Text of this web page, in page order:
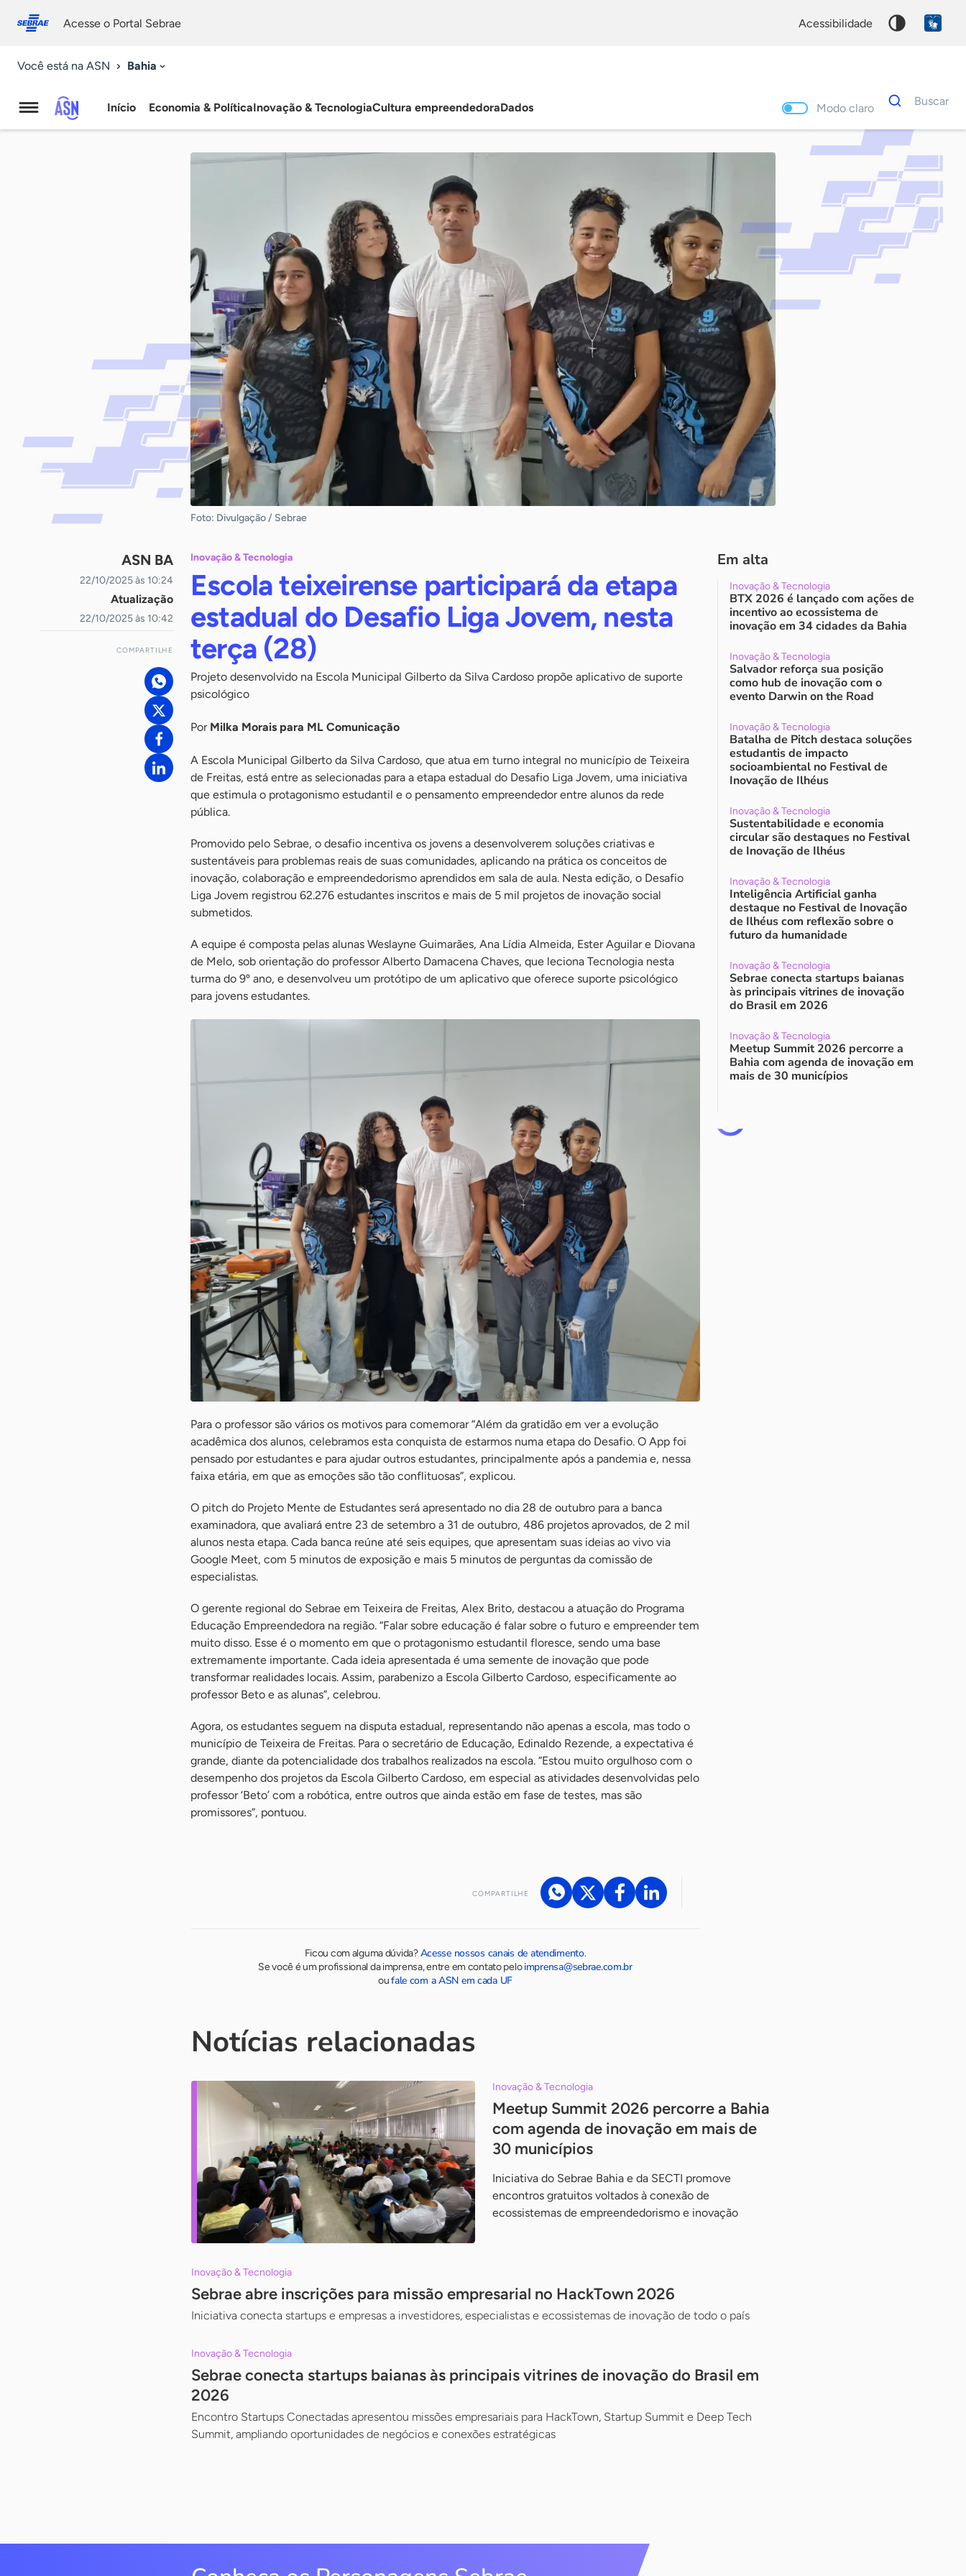
conosco
Acesse o Portal Sebrae acessibilidade
Você está na ASN Bahia
Agência
Início Economia & PolíticaInovação & TecnologiaCultura empreendedoraDados Modo claro
Dados
para
Buscar
Palavra
chave
Foto: Divulgação / Sebrae
ASN BA
22/10/2025 às 10:24
Atualização
22/10/2025 às 10:42
COMPARTILHE
Inovação & Tecnologia
Escola teixeirense participará da etapa
estadual do Desafio Liga Jovem, nesta
terça (28)
Projeto desenvolvido na Escola Municipal Gilberto da Silva Cardoso propõe aplicativo de suporte
psicológico
Por Milka Morais para ML Comunicação
A Escola Municipal Gilberto da Silva Cardoso, que atua em turno integral no município de Teixeira
de Freitas, está entre as selecionadas para a etapa estadual do Desafio Liga Jovem, uma iniciativa
que estimula o protagonismo estudantil e o pensamento empreendedor entre alunos da rede
pública.
Promovido pelo Sebrae, o desafio incentiva os jovens a desenvolverem soluções criativas e
sustentáveis para problemas reais de suas comunidades, aplicando na prática os conceitos de
inovação, colaboração e empreendedorismo aprendidos em sala de aula. Nesta edição, o Desafio
Liga Jovem registrou 62.276 estudantes inscritos e mais de 5 mil projetos de inovação social
submetidos.
A equipe é composta pelas alunas Weslayne Guimarães, Ana Lídia Almeida, Ester Aguilar e Diovana
de Melo, sob orientação do professor Alberto Damacena Chaves, que leciona Tecnologia nesta
turma do 9º ano, e desenvolveu um protótipo de um aplicativo que oferece suporte psicológico
para jovens estudantes.
Para o professor são vários os motivos para comemorar “Além da gratidão em ver a evolução
acadêmica dos alunos, celebramos esta conquista de estarmos numa etapa do Desafio. O App foi
pensado por estudantes e para ajudar outros estudantes, principalmente após a pandemia e, nessa
faixa etária, em que as emoções são tão conflituosas”, explicou.
O pitch do Projeto Mente de Estudantes será apresentado no dia 28 de outubro para a banca
examinadora, que avaliará entre 23 de setembro a 31 de outubro, 486 projetos aprovados, de 2 mil
alunos nesta etapa. Cada banca reúne até seis equipes, que apresentam suas ideias ao vivo via
Google Meet, com 5 minutos de exposição e mais 5 minutos de perguntas da comissão de
especialistas.
O gerente regional do Sebrae em Teixeira de Freitas, Alex Brito, destacou a atuação do Programa
Educação Empreendedora na região. “Falar sobre educação é falar sobre o futuro e empreender tem
muito disso. Esse é o momento em que o protagonismo estudantil floresce, sendo uma base
extremamente importante. Cada ideia apresentada é uma semente de inovação que pode
transformar realidades locais. Assim, parabenizo a Escola Gilberto Cardoso, especificamente ao
professor Beto e as alunas”, celebrou.
Agora, os estudantes seguem na disputa estadual, representando não apenas a escola, mas todo o
município de Teixeira de Freitas. Para o secretário de Educação, Edinaldo Rezende, a expectativa é
grande, diante da potencialidade dos trabalhos realizados na escola. “Estou muito orgulhoso com o
desempenho dos projetos da Escola Gilberto Cardoso, em especial as atividades desenvolvidas pelo
professor ‘Beto’ com a robótica, entre outros que ainda estão em fase de testes, mas são
promissores”, pontuou.
COMPARTILHE
Ficou com alguma dúvida?Acesse nossos canais de atendimento.
Se você é um profissional da imprensa, entre em contato peloimprensa@sebrae.com.br
oufale com a ASN em cada UF
Em alta
Inovação & Tecnologia
BTX 2026 é lançado com ações de
incentivo ao ecossistema de
inovação em 34 cidades da Bahia
Inovação & Tecnologia
Salvador reforça sua posição
como hub de inovação com o
evento Darwin on the Road
Inovação & Tecnologia
Batalha de Pitch destaca soluções
estudantis de impacto
socioambiental no Festival de
Inovação de Ilhéus
Inovação & Tecnologia
Sustentabilidade e economia
circular são destaques no Festival
de Inovação de Ilhéus
Inovação & Tecnologia
Inteligência Artificial ganha
destaque no Festival de Inovação
de Ilhéus com reflexão sobre o
futuro da humanidade
Inovação & Tecnologia
Sebrae conecta startups baianas
às principais vitrines de inovação
do Brasil em 2026
Inovação & Tecnologia
Meetup Summit 2026 percorre a
Bahia com agenda de inovação em
mais de 30 municípios
Notícias relacionadas
Inovação & Tecnologia
Meetup Summit 2026 percorre a Bahia
com agenda de inovação em mais de
30 municípios
Iniciativa do Sebrae Bahia e da SECTI promove
encontros gratuitos voltados à conexão de
ecossistemas de empreendedorismo e inovação
Inovação & Tecnologia
Sebrae abre inscrições para missão empresarial no HackTown 2026
Iniciativa conecta startups e empresas a investidores, especialistas e ecossistemas de inovação de todo o país
Inovação & Tecnologia
Sebrae conecta startups baianas às principais vitrines de inovação do Brasil em
2026
Encontro Startups Conectadas apresentou missões empresariais para HackTown, Startup Summit e Deep Tech
Summit, ampliando oportunidades de negócios e conexões estratégicas